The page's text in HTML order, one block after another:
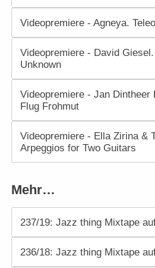
Videopremiere - Agneya.
Videopremiere - David
Unknown
Videopremiere - Jan Dintheer
Flug Frohmut
Videopremiere - Ella Zirina &
Arpeggios for Two Guitars
Mehr…
237/19: Jazz thing Mixtape
236/18: Jazz thing Mixtape